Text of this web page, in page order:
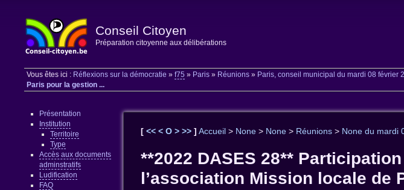
Conseil Citoyen
Préparation citoyenne aux délibérations
Vous êtes ici : Réflexions sur la démocratie »f75 » Paris » Réunions » Paris, conseil municipal du mardi 08 février
Paris pour la gestion ...
Présentation
Institution
Territoire
Type
Accès aux documents
adminstratifs
Ludification
FAQ
[<<<O>>>] Accueil > None > None > Réunions > None du mardi
**2022 DASES 28**
l’association Mission locale de